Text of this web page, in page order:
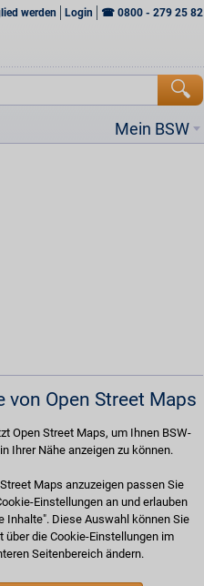
werden Login ☎ 0800 - 279 25 82
Mein BSW
von Open Street Maps
Open Street Maps, um Ihnen BSW-
Ihrer Nähe anzeigen zu können.
Maps anzuzeigen passen Sie
Einstellungen an und erlauben
Inhalte". Diese Auswahl können Sie
über die Cookie-Einstellungen im
Seitenbereich ändern.